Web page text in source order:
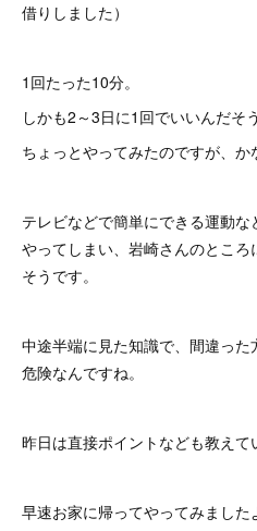
借りしました）
1回たった10分。
しかも2～3日に1回でいいんだそ
ちょっとやってみたのですが、か
テレビなどで簡単にできる運動
やってしまい、岩崎さんのとこ
そうです。
中途半端に見た知識で、間違っ
危険なんですね。
昨日は直接ポイントなども教えて
早速お家に帰ってやってみました